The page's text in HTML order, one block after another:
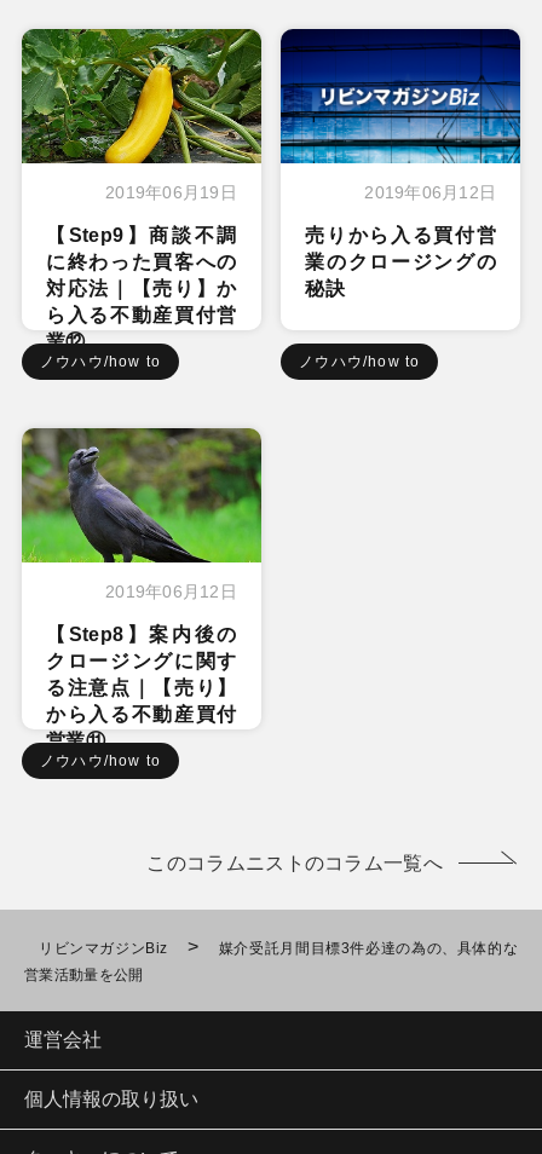
2019年06月19日
【Step9】商談不調
に終わった買客への
対応法｜【売り】か
ら入る不動産買付営
業⑫
ノウハウ/how to
2019年06月12日
売りから入る買付営
業のクロージングの
秘訣
ノウハウ/how to
2019年06月12日
【Step8】案内後の
クロージングに関す
る注意点｜【売り】
から入る不動産買付
営業⑪
ノウハウ/how to
このコラムニストのコラム一覧へ
リビンマガジンBiz >
媒介受託月間目標3件必達の為の、具体的な
営業活動量を公開
運営会社
個人情報の取り扱い